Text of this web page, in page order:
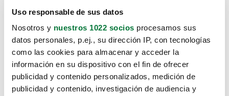
Uso responsable de sus datos
Nosotros y nuestros 1022 socios procesamos sus
datos personales, p.ej., su dirección IP, con tecnologías
como las cookies para almacenar y acceder la
información en su dispositivo con el fin de ofrecer
publicidad y contenido personalizados, medición de
publicidad y contenido, investigación de audiencia y
Lo sentimos, no sabemos como
te hemos traido hasta aquí.